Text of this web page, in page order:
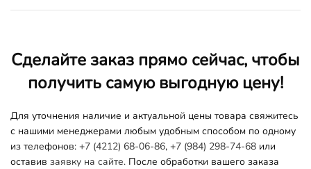
Сделайте заказ прямо сейчас, чтобы
получить самую выгодную цену!
Для уточнения наличие и актуальной цены товара свяжитесь
с нашими менеджерами любым удобным способом по одному
из телефонов: +7 (4212) 68-06-86, +7 (984) 298-74-68 или
оставив заявку на сайте. После обработки вашего заказа